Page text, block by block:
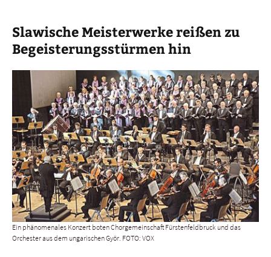
Slawische Meisterwerke reißen zu
Begeisterungsstürmen hin
Ein phänomenales Konzert boten Chorgemeinschaft Fürstenfeldbruck und das
Orchester aus dem ungarischen Györ. FOTO: VOX